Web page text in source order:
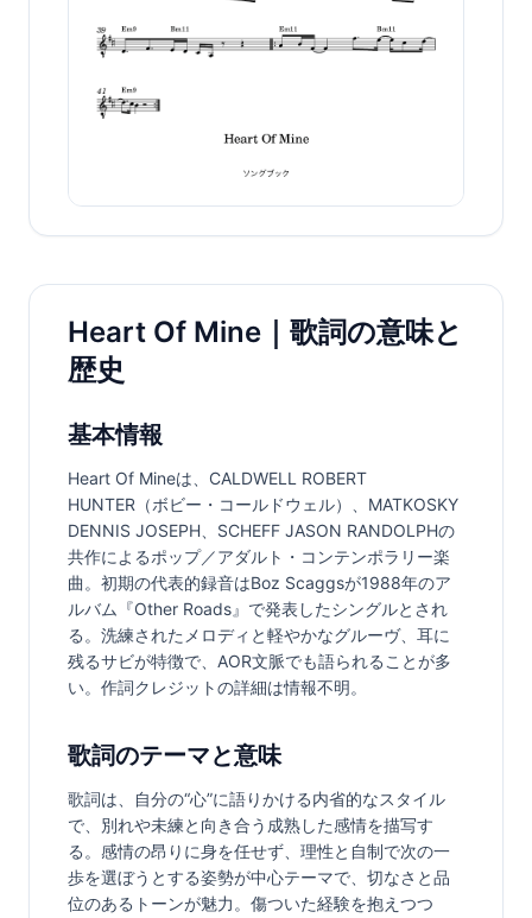
Heart Of Mine｜歌詞の意味と
歴史
基本情報
Heart Of Mineは、CALDWELL ROBERT
HUNTER（ボビー・コールドウェル）、MATKOSKY
DENNIS JOSEPH、SCHEFF JASON RANDOLPHの
共作によるポップ／アダルト・コンテンポラリー楽
曲。初期の代表的録音はBoz Scaggsが1988年のア
ルバム『Other Roads』で発表したシングルとされ
る。洗練されたメロディと軽やかなグルーヴ、耳に
残るサビが特徴で、AOR文脈でも語られることが多
い。作詞クレジットの詳細は情報不明。
歌詞のテーマと意味
歌詞は、自分の“心”に語りかける内省的なスタイル
で、別れや未練と向き合う成熟した感情を描写す
る。感情の昂りに身を任せず、理性と自制で次の一
歩を選ぼうとする姿勢が中心テーマで、切なさと品
位のあるトーンが魅力。傷ついた経験を抱えつつ